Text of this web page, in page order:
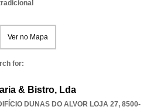
Ver no Mapa
for:
& Bistro, Lda
DUNAS DO ALVOR LOJA 27, 8500-